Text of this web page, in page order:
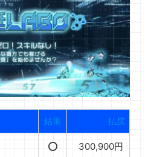
結果 払戻
⭕️ 300,900円